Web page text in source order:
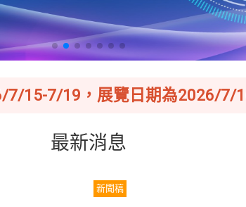
7/15-7/19，展覽日期為2026/7/
最新消息
外商人士來
台灣生技國際參與再創重要里
新聞稿